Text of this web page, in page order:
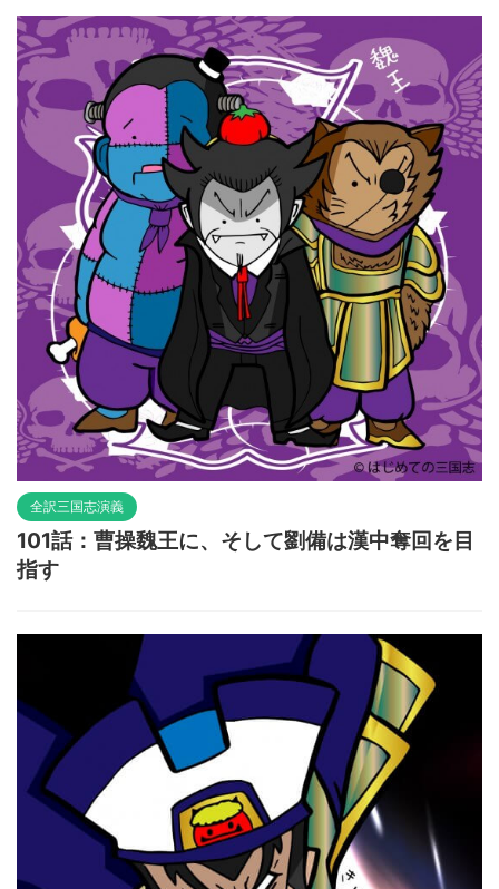
全訳三国志演義
101話：曹操魏王に、そして劉備は漢中奪回を目
指す